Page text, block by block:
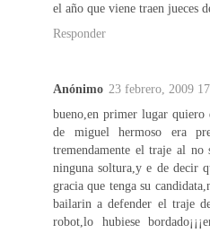
el año que viene traen jueces
Responder
Anónimo 23 febrero, 2009
bueno,en primer lugar
de miguel hermoso era
tremendamente el traje al no
ninguna soltura,y e de decir
gracia que tenga su
bailarin a defender el traje
robot,lo hubiese